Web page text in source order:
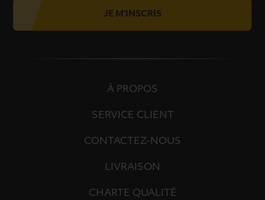
JE M'INSCRIS
À PROPOS
SERVICE CLIENT
CONTACTEZ-NOUS
LIVRAISON
CHARTE QUALITÉ